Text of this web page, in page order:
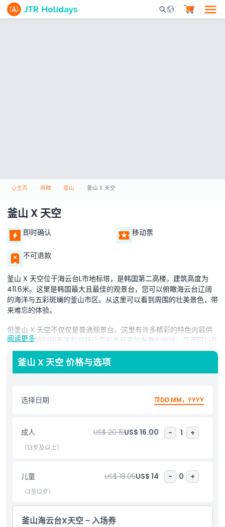
Mobile Search
主页 南韓 釜山 釜山 X 天空
釜山 X 天空
即时确认 移动票
不可退款
釜山 X 天空位于海云台L市地标塔，是韩国第二高楼，建筑高度为
411.6米。这里是韩国最大且最佳的观景台，您可以俯瞰海云台辽阔
的海洋与五彩斑斓的釜山市区。从这里可以看到周围的壮美景色，带
来难忘的体验。
但釜山 X 天空不仅仅是普通观景台。这里有许多精彩的特色内容供
您享受。特别的表演和视频让您的参观更加有趣和愉快。您还可以在
内部的餐厅放松并享用美食，增添体验乐趣。这不仅是观光的地方，
更是度过浪漫约会的完美场所，在同一地点欣赏美景、娱乐与美食。
包含项
儿童成人政策
排除项
阅读更多
釜山 X 天空 价格与选项
选择日期 DD MM，YYYY
成人 US$ 20.15US$ 16.00 - 1 +
（13岁及以上）
儿童 US$ 18.05US$ 14 - 0 +
（3至12岁）
釜山海云台X天空 - 入场券